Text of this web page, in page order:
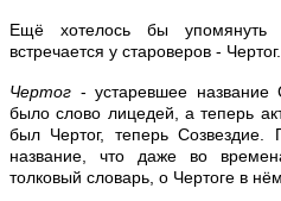
Ещё хотелось бы упомянуть
встречается у староверов - Чертог.
Чертог - устаревшее
было слово лицедей, а теперь
был Чертог, теперь Созвездие.
название, что даже во
толковый словарь, о Чертоге в